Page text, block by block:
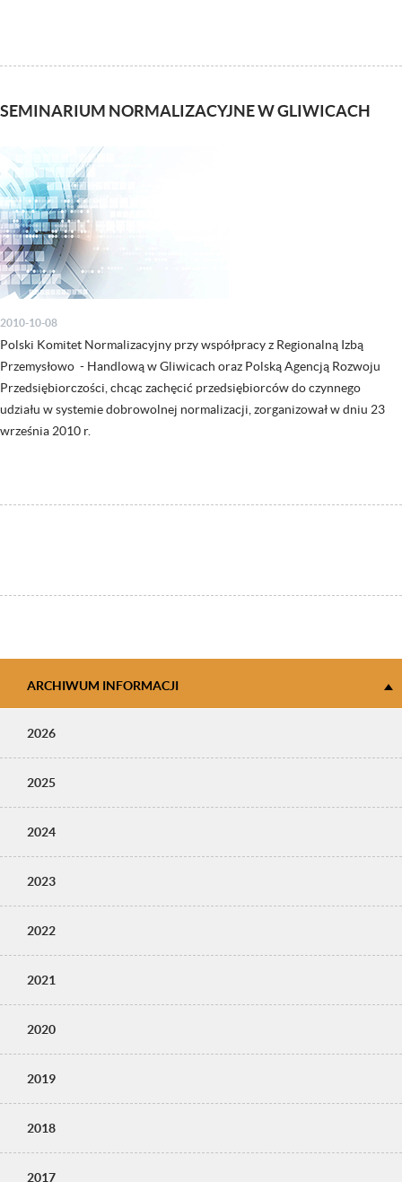
SEMINARIUM NORMALIZACYJNE W GLIWICACH
2010-10-08
Polski Komitet Normalizacyjny przy współpracy z Regionalną Izbą
Przemysłowo - Handlową w Gliwicach oraz Polską Agencją Rozwoju
Przedsiębiorczości, chcąc zachęcić przedsiębiorców do czynnego
udziału w systemie dobrowolnej normalizacji, zorganizował w dniu 23
września 2010 r.
ARCHIWUM INFORMACJI
2026
2025
2024
2023
2022
2021
2020
2019
2018
2017